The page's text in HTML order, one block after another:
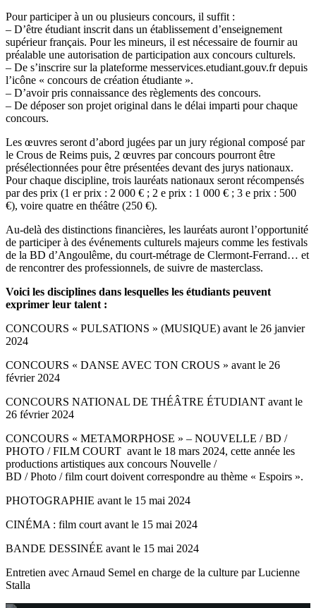
Pour participer à un ou plusieurs concours, il suffit :
– D’être étudiant inscrit dans un établissement d’enseignement
supérieur français. Pour les mineurs, il est nécessaire de fournir au
préalable une autorisation de participation aux concours culturels.
– De s’inscrire sur la plateforme messervices.etudiant.gouv.fr depuis
l’icône « concours de création étudiante ».
– D’avoir pris connaissance des règlements des concours.
– De déposer son projet original dans le délai imparti pour chaque
concours.
Les œuvres seront d’abord jugées par un jury régional composé par
le Crous de Reims puis, 2 œuvres par concours pourront être
présélectionnées pour être présentées devant des jurys nationaux.
Pour chaque discipline, trois lauréats nationaux seront récompensés
par des prix (1 er prix : 2 000 € ; 2 e prix : 1 000 € ; 3 e prix : 500
€), voire quatre en théâtre (250 €).
Au-delà des distinctions financières, les lauréats auront l’opportunité
de participer à des événements culturels majeurs comme les festivals
de la BD d’Angoulême, du court-métrage de Clermont-Ferrand… et
de rencontrer des professionnels, de suivre de masterclass.
Voici les disciplines dans lesquelles les étudiants peuvent
exprimer leur talent :
CONCOURS « PULSATIONS » (MUSIQUE) avant le 26 janvier
2024
CONCOURS « DANSE AVEC TON CROUS » avant le 26
février 2024
CONCOURS NATIONAL DE THÉÂTRE ÉTUDIANT avant le
26 février 2024
CONCOURS « METAMORPHOSE » – NOUVELLE / BD /
PHOTO / FILM COURT avant le 18 mars 2024, cette année les
productions artistiques aux concours Nouvelle /
BD / Photo / film court doivent correspondre au thème « Espoirs ».
PHOTOGRAPHIE avant le 15 mai 2024
CINÉMA : film court avant le 15 mai 2024
BANDE DESSINÉE avant le 15 mai 2024
Entretien avec Arnaud Semel en charge de la culture par Lucienne
Stalla